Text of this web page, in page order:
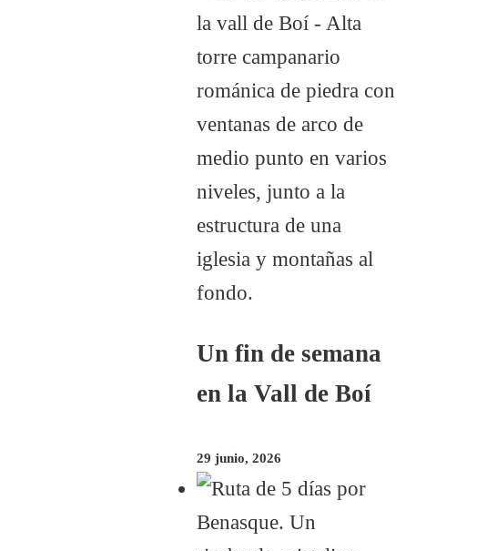
Un fin de semana
en la Vall de Boí
29 junio, 2026